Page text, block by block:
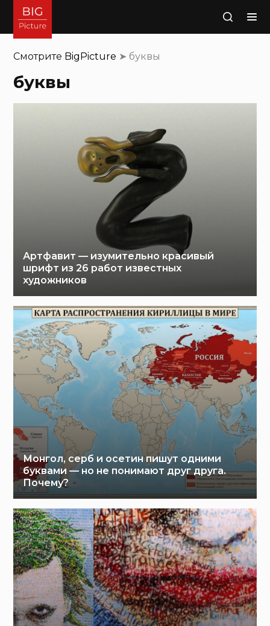
Поиск
Смотрите BigPicture ➤ буквы
буквы
Артфавит — изумительно красивый
шрифт из 26 работ известных
художников
Монгол, серб и осетин пишут одними
буквами — но не понимают друг друга.
Почему?